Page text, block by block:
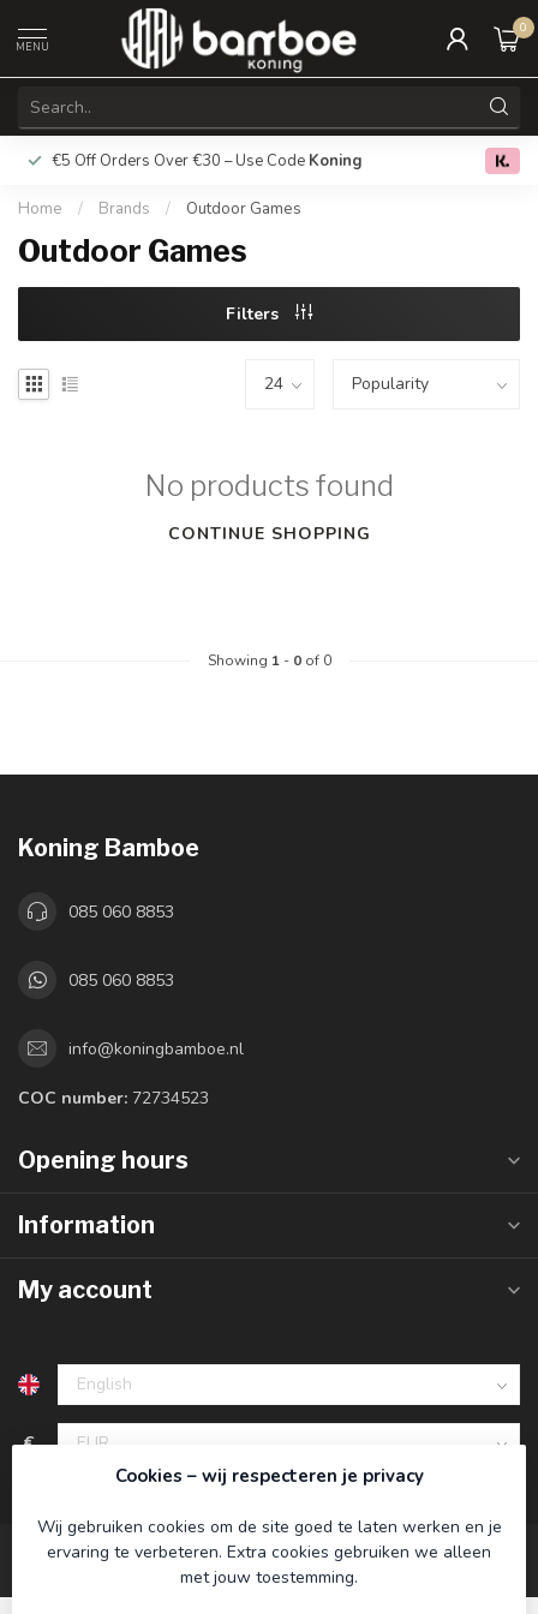
MENU
0
€5 Off Orders Over €30 – Use Code Koning Free
Home / Brands / Outdoor Games
Outdoor Games
Filters
No products found
CONTINUE SHOPPING
Showing 1- 0of 0
Koning Bamboe
085 060 8853
085 060 8853
info@koningbamboe.nl
COC number: 72734523
Opening hours
Information
My account
€
Cookies – wij respecteren je privacy
Wij gebruiken cookies om de site goed te laten werken en je
ervaring te verbeteren. Extra cookies gebruiken we alleen
met jouw toestemming.